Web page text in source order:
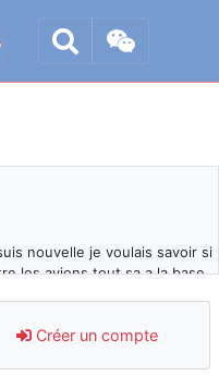
nouvelle je voulais savoir si
les avions tout sa a la base
du site ces derniers
et les bots trop nocifs
Créer un compte